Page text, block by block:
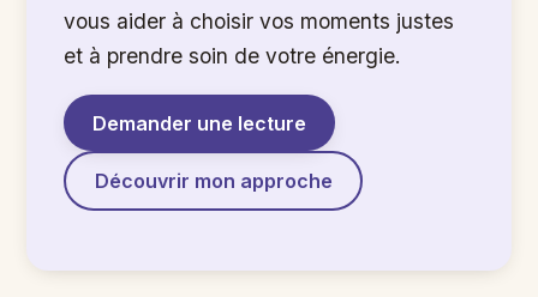
vous aider à choisir vos moments justes
et à prendre soin de votre énergie.
Demander une lecture
Découvrir mon approche